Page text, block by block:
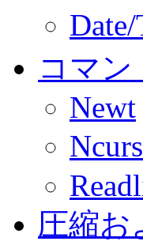
コマン
Newt
圧縮お